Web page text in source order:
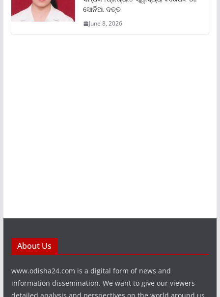
ସୋନିଆ ଦତ୍ତ
June 8, 2026
About Us
www.odisha24.com is a digital form of news and
information dissemination. We want to give our viewers